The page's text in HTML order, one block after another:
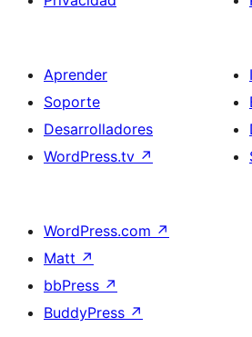
Aprender
Soporte
Desarrolladores
WordPress.tv ↗
WordPress.com ↗
Matt ↗
bbPress ↗
BuddyPress ↗